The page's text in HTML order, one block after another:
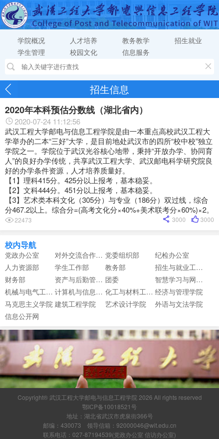
学院概况 人才培养 教务教学
招生就业
学生管理
校园文化 信息服务
招生信息
2020年本科预估分数线（湖北省内）
2020-07-24 11:12:56
武汉工程大学邮电与信息工程学院是由一本重点高校武汉工程大
学举办的二本“三好”大学，是目前地处武汉市的四所“校中校”独立
学院之一。学院位于武汉光谷核心地带，秉持“开放办学、协同育
人”的良好办学传统，共享武汉工程大学、武汉邮电科学研究院良
好的办学条件资源，人才培养质量好。
【1】理科415分。425分以上报考，基本稳妥。
【2】文科444分。451分以上报考，基本稳妥。
【3】艺术类本科文化（305分）与专业（186分）双过线，综合
分467.2以上。综合分=(高考文化分×40%+美术联考分×60%)×2。
22473 3000
3000
校内导航
党政办公室 对外交流合作中心 党委组织部
纪检办公室
人力资源部
学生工作部 教务部
招生与就业工作部
财务部
资产与后勤管理部 团委
智慧学习与网络信息中心
机械与电气工程学院
计算机与信息工程学院 化工与材料工程学院 经济与管理学院
马克思主义学院 建筑工程学院 艺术设计学院
外语与文法学院
信息公开网
Copyright® 武汉工程大学邮电与信息工程学院 2026 All rights reserved
鄂ICP备10018521号
地址：湖北省武汉市虎泉街366号
邮编：430073 领导信箱：92000046@wit.edu.cn
联系电话：027-87194539(党政办公室 信访办公室)